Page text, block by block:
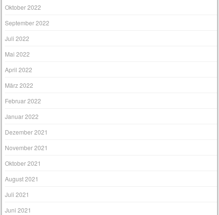
Oktober 2022
September 2022
Juli 2022
Mai 2022
April 2022
März 2022
Februar 2022
Januar 2022
Dezember 2021
November 2021
Oktober 2021
August 2021
Juli 2021
Juni 2021